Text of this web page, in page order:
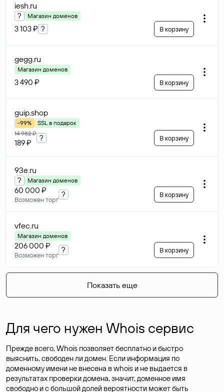
iesh.ru
? Магазин доменов
3 103 ₽ ? В корзину
gegg.ru
Магазин доменов
3 490 ₽ В корзину
guip.shop
-99%
SSL в подарок
14 982 ₽
189 ₽
? В корзину
93e.ru
? Магазин доменов
60 000 ₽
Возможен торг
? В корзину
vfec.ru
Магазин доменов
206 000 ₽
Возможен торг
? В корзину
Показать еще
Для чего нужен Whois сервис
Прежде всего, Whois позволяет бесплатно и быстро
выяснить, свободен ли домен. Если информация по
доменному имени не внесена в whois и не выдается в
результатах проверки домена, значит, доменное имя
свободно и с большой долей вероятности может быть